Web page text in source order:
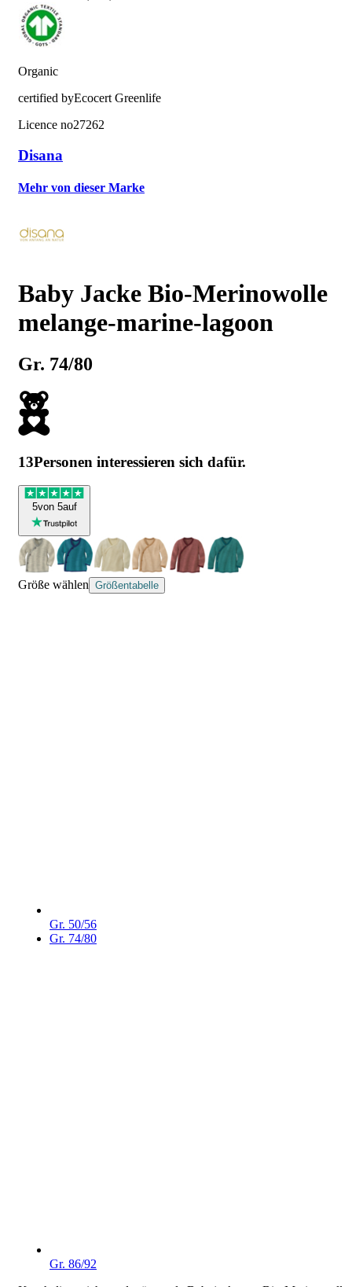
Organic
certified byEcocert Greenlife
Licence no27262
Disana
Mehr von dieser Marke
Baby Jacke Bio-Merinowolle
melange-marine-lagoon
Gr. 74/80
13Personen interessieren sich dafür.
5von 5auf
Größe wählen Größentabelle
Gr. 50/56
Gr. 74/80
Gr. 86/92